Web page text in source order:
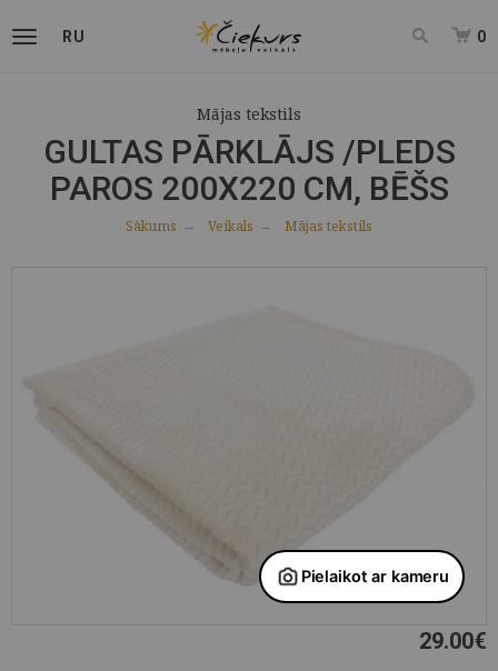
RU 0
Mājas tekstils
GULTAS PĀRKLĀJS /PLEDS
PAROS 200X220 CM, BĒŠS
Sākums Veikals Mājas tekstils
29.00€